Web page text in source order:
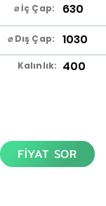
⌀ İç Çap: 630
⌀ Dış Çap: 1030
Kalınlık: 400
FİYAT SOR